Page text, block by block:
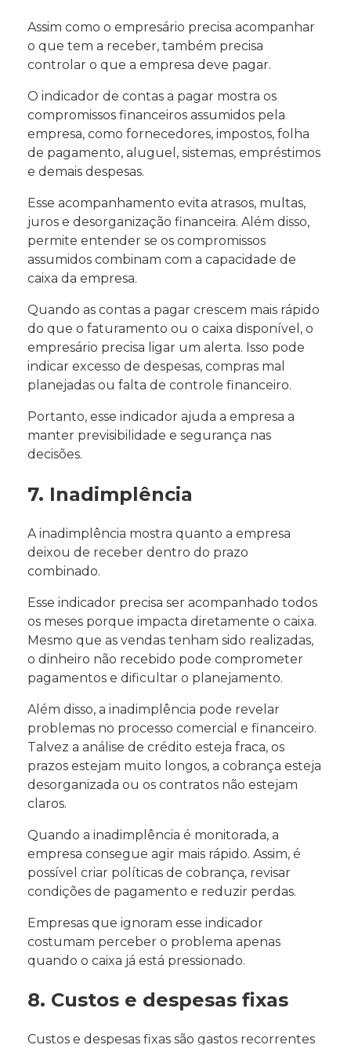
Assim como o empresário precisa acompanhar
o que tem a receber, também precisa
controlar o que a empresa deve pagar.
O indicador de contas a pagar mostra os
compromissos financeiros assumidos pela
empresa, como fornecedores, impostos, folha
de pagamento, aluguel, sistemas, empréstimos
e demais despesas.
Esse acompanhamento evita atrasos, multas,
juros e desorganização financeira. Além disso,
permite entender se os compromissos
assumidos combinam com a capacidade de
caixa da empresa.
Quando as contas a pagar crescem mais rápido
do que o faturamento ou o caixa disponível, o
empresário precisa ligar um alerta. Isso pode
indicar excesso de despesas, compras mal
planejadas ou falta de controle financeiro.
Portanto, esse indicador ajuda a empresa a
manter previsibilidade e segurança nas
decisões.
7. Inadimplência
A inadimplência mostra quanto a empresa
deixou de receber dentro do prazo
combinado.
Esse indicador precisa ser acompanhado todos
os meses porque impacta diretamente o caixa.
Mesmo que as vendas tenham sido realizadas,
o dinheiro não recebido pode comprometer
pagamentos e dificultar o planejamento.
Além disso, a inadimplência pode revelar
problemas no processo comercial e financeiro.
Talvez a análise de crédito esteja fraca, os
prazos estejam muito longos, a cobrança esteja
desorganizada ou os contratos não estejam
claros.
Quando a inadimplência é monitorada, a
empresa consegue agir mais rápido. Assim, é
possível criar políticas de cobrança, revisar
condições de pagamento e reduzir perdas.
Empresas que ignoram esse indicador
costumam perceber o problema apenas
quando o caixa já está pressionado.
8. Custos e despesas fixas
Custos e despesas fixas são gastos recorrentes